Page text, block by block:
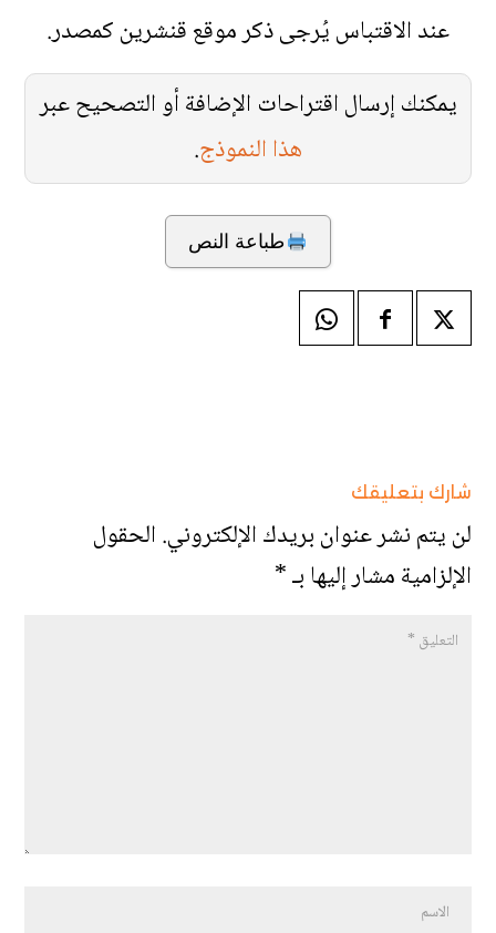
عند الاقتباس يُرجى ذكر موقع قنشرين كمصدر.
يمكنك إرسال اقتراحات الإضافة أو التصحيح عبر
هذا النموذج.
طباعة النص
شارك بتعليقك
لن يتم نشر عنوان بريدك الإلكتروني.الحقول
الإلزامية مشار إليها بـ*